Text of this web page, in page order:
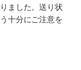
ました。送り状
十分にご注意を